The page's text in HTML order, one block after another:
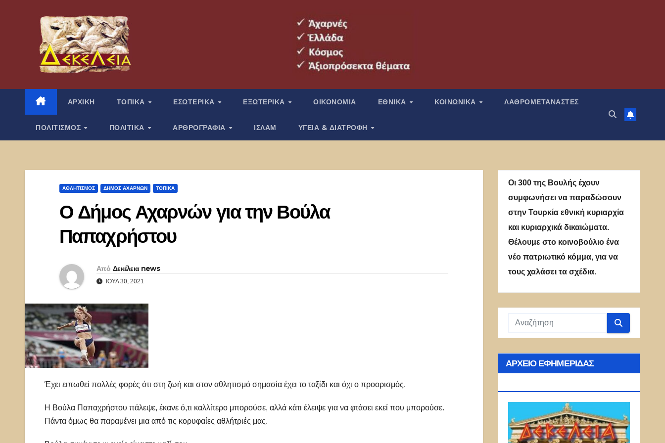
περιεχόμενο
ΑΡΧΙΚΗ ΤΟΠΙΚΑ ΕΣΩΤΕΡΙΚΑ ΕΞΩΤΕΡΙΚΑ ΟΙΚΟΝΟΜΙΑ ΕΘΝΙΚΑ ΚΟΙΝΩΝΙΚΑ ΛΑΘΡΟΜΕΤΑΝΑΣΤΕΣ
ΠΟΛΙΤΙΣΜΟΣ ΠΟΛΙΤΙΚΑ ΑΡΘΡΟΓΡΑΦΙΑ ΙΣΛΑΜ ΥΓΕΙΑ & ΔΙΑΤΡΟΦΗ
ΑΘΛΗΤΙΣΜΌΣ ΔΉΜΟΣ ΑΧΑΡΝΏΝ ΤΟΠΙΚΑ
Ο Δήμος Αχαρνών για την Βούλα
Παπαχρήστου
Από Δεκέλεια news
ΙΟΎΛ 30, 2021
Έχει ειπωθεί πολλές φορές ότι στη ζωή και στον αθλητισμό σημασία έχει το ταξίδι και όχι ο προορισμός.
Η Βούλα Παπαχρήστου πάλεψε, έκανε ό,τι καλλίτερο μπορούσε, αλλά κάτι έλειψε για να φτάσει εκεί που μπορούσε.
Πάντα όμως θα παραμένει μια από τις κορυφαίες αθλήτριές μας.
Οι 300 της Βουλής έχουν
συμφωνήσει να παραδώσουν
στην Τουρκία εθνική κυριαρχία
και κυριαρχικά δικαιώματα.
Θέλουμε στο κοινοβούλιο ένα
νέο πατριωτικό κόμμα, για να
τους χαλάσει τα σχέδια.
ΑΡΧΕΊΟ ΕΦΗΜΕΡΊΔΑΣ